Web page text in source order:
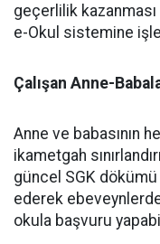
geçerlilik kazanması
e-Okul sistemine
Çalışan Anne-
Anne ve babasının
ikametgah
güncel SGK
ederek
okula başvuru